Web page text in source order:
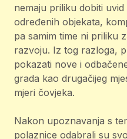
nemaju priliku dobiti
određenih objekata,
pa samim time ni priliku
razvoju. Iz tog razloga,
pokazati nove i
grada kao drugačijeg
mjeri čovjeka.
Nakon upoznavanja s
polaznice odabrali su